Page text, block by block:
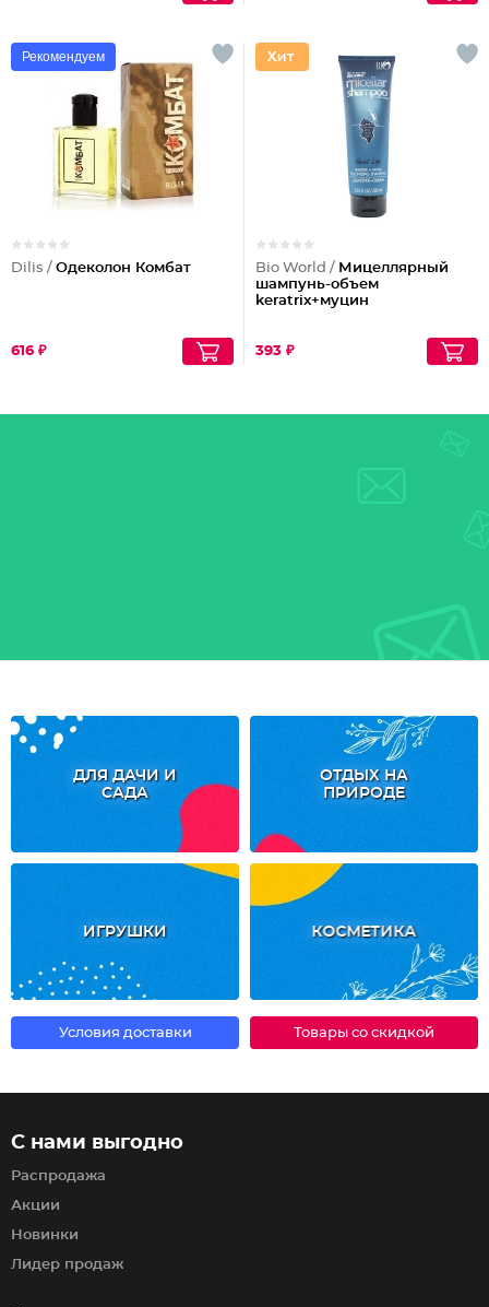
Рекомендуем
Dilis / Одеколон Комбат
616 ₽
Bio World / Мицеллярный
шампунь-объем
keratrix+муцин
393 ₽
ДЛЯ ДАЧИ И
САДА
ОТДЫХ НА
ПРИРОДЕ
ИГРУШКИ КОСМЕТИКА
Условия доставки Товары со скидкой
С нами выгодно
Распродажа
Акции
Новинки
Лидер продаж